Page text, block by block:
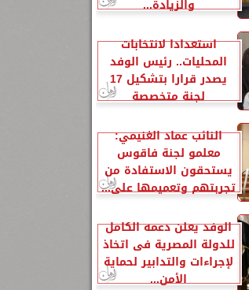
والزيادة...
استعدادا لانتخابات
المحليات.. رئيس الوفد
يصدر قرارا بتشكيل 17
لجنة متخصصة
النائب عماد الغنيمي:
معلمو لجنة فاقوس
يستحقون الاستفادة من
تجربتهم وتعميمها على...
الوفد يعلن دعمه الكامل
للدولة المصرية فى اتخاذ
لإجراءات والتدابير لحماية
الأمن...